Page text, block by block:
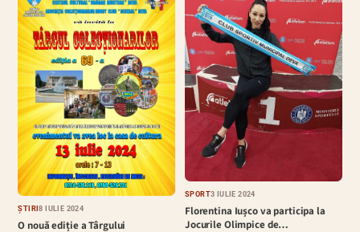
ȘTIRI8 IULIE 2024
O nouă ediție a Târgului
SPORT3 IULIE 2024
Florentina Iușco va participa la
Jocurile Olimpice de…